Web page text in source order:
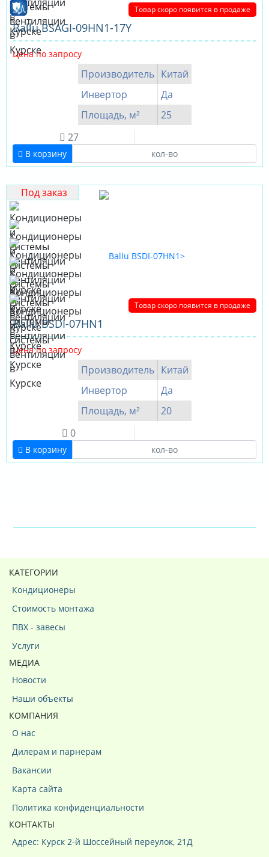
Товар скоро появится в продаже
Ballu BSAGI-09HN1-17Y
Цена по запросу
Производитель Китай
Инвертор
Да
Площадь, м²
25
27
В корзину
Под заказ
Товар скоро появится в продаже
Ballu BSDI-07HN1
Цена по запросу
Производитель Китай
Инвертор
Да
Площадь, м²
20
0
В корзину
КАТЕГОРИИ
Кондиционеры
Стоимость монтажа
ПВХ - завесы
Услуги
МЕДИА
Новости
Наши объекты
КОМПАНИЯ
О нас
Дилерам и парнерам
Вакансии
Карта сайта
Политика конфиденциальности
КОНТАКТЫ
Адрес: Курск 2-й Шоссейный переулок, 21Д